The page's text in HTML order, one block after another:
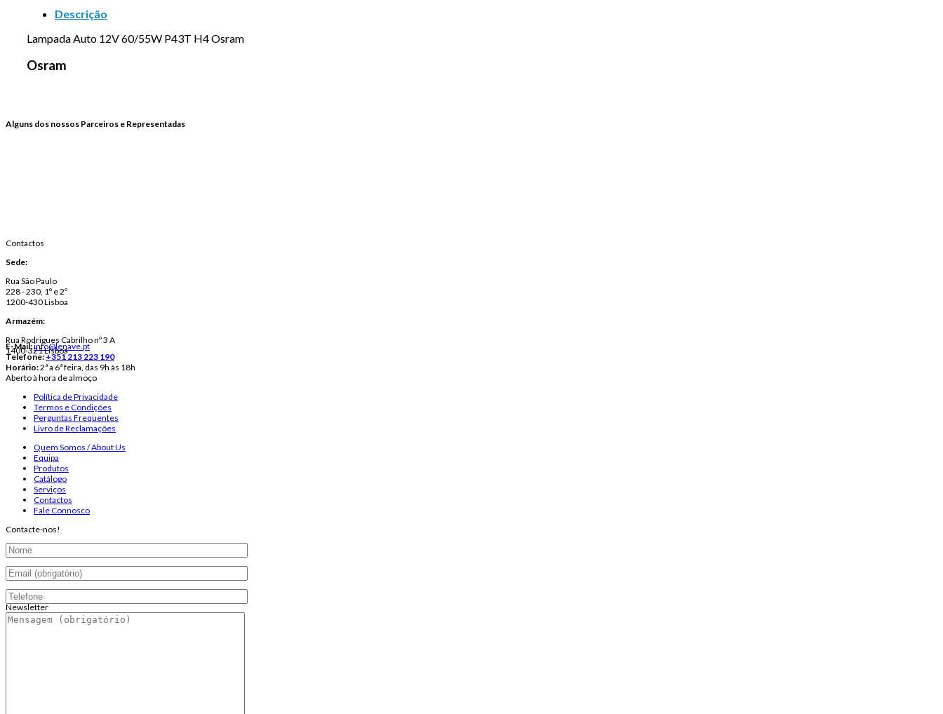
Descrição
Lampada Auto 12V 60/55W P43T H4 Osram
Osram
Alguns dos nossos Parceiros e Representadas
Contactos
Sede:
Rua São Paulo
228 - 230, 1º e 2º
1200-430 Lisboa
Armazém:
Rua Rodrigues Cabrilho nº 3 A
1400-321 Lisboa
E-Mail:info@lenave.pt
Telefone:+351 213 223 190
Horário:2ª a 6ª feira, das 9h às 18h
Aberto à hora de almoço
Política de Privacidade
Termos e Condições
Perguntas Frequentes
Livro de Reclamações
Quem Somos / About Us
Equipa
Produtos
Catálogo
Serviços
Contactos
Fale Connosco
Contacte-nos!
Newsletter
Endereço de email: